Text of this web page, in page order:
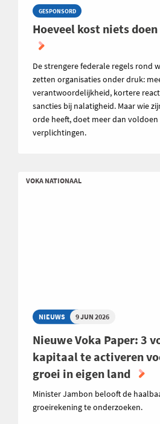
GESPONSORD
Hoeveel kost niets
De strengere federale regels rond
zetten organisaties onder druk:
verantwoordelijkheid, kortere
sancties bij nalatigheid. Maar wie
orde heeft, doet meer dan voldoen
verplichtingen.
VOKA NATIONAAL
NIEUWS 9 JUN 2026
Nieuwe Voka Paper: 3
kapitaal te activeren
groei in eigen land
Minister Jambon belooft de
groeirekening te onderzoeken.